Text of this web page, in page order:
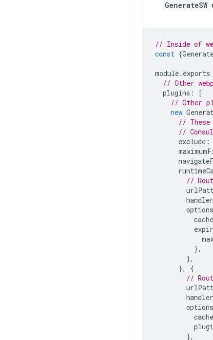
GenerateSW
// Inside of
const {
module. exports
// Other
plugins :
[
// Other
new
// These
//
exclude :
//
handler
options
},
},
},
{
//
handler
options
},